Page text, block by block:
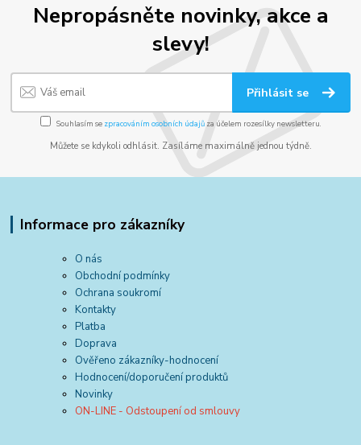
Nepropásněte novinky, akce a
slevy!
Přihlásit se
Souhlasím se zpracováním osobních údajůza účelem rozesílky newsletteru.
Můžete se kdykoli odhlásit. Zasíláme maximálně jednou týdně.
Informace pro zákazníky
O nás
Obchodní podmínky
Ochrana soukromí
Kontakty
Platba
Doprava
Ověřeno zákazníky-hodnocení
Hodnocení/doporučení produktů
Novinky
ON-LINE - Odstoupení od smlouvy